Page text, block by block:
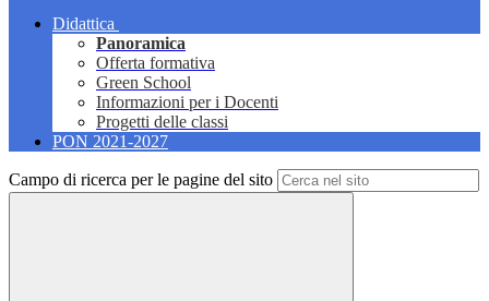
Didattica
Panoramica
Offerta formativa
Green School
Informazioni per i Docenti
Progetti delle classi
PON 2021-2027
Campo di ricerca per le pagine del sito